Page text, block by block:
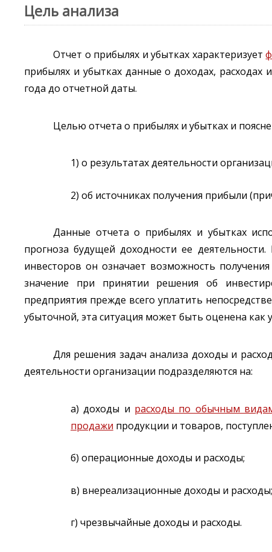
Цель анализа
Отчет о прибылях и убытках характеризует
прибылях и убытках данные о доходах,
года до отчетной даты.
Целью отчета о прибылях и убытках и
1) о результатах деятельности
2) об источниках получения прибыли
Данные отчета о прибылях и убытках
прогноза будущей доходности ее
инвесторов он означает возможность получения
значение при принятии решения об
предприятия прежде всего уплатить
убыточной, эта ситуация может быть оценена
Для решения задач анализа доходы и
деятельности организации подразделяются на:
а) доходы и расходы по обычным
продажи продукции и товаров,
б) операционные доходы и расходы;
в) внереализационные доходы и расходы;
г) чрезвычайные доходы и расходы.